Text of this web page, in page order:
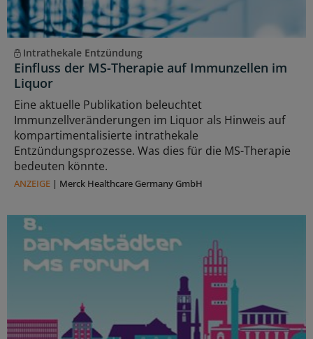
Intrathekale Entzündung
Einfluss der MS-Therapie auf Immunzellen im
Liquor
Eine aktuelle Publikation beleuchtet
Immunzellveränderungen im Liquor als Hinweis auf
kompartimentalisierte intrathekale
Entzündungsprozesse. Was dies für die MS-Therapie
bedeuten könnte.
ANZEIGE | Merck Healthcare Germany GmbH